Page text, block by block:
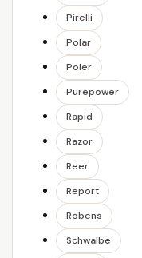
Pirelli
Polar
Poler
Purepower
Rapid
Razor
Reer
Report
Robens
Schwalbe